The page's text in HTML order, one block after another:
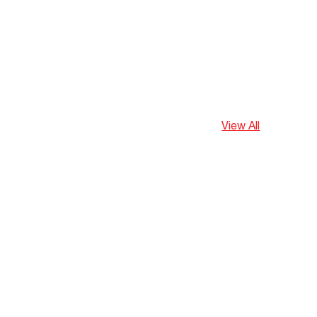
View All